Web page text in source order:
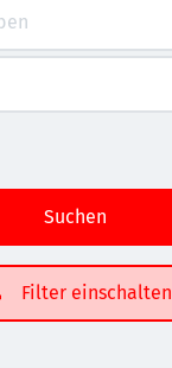
Suchen
Filter einschalten